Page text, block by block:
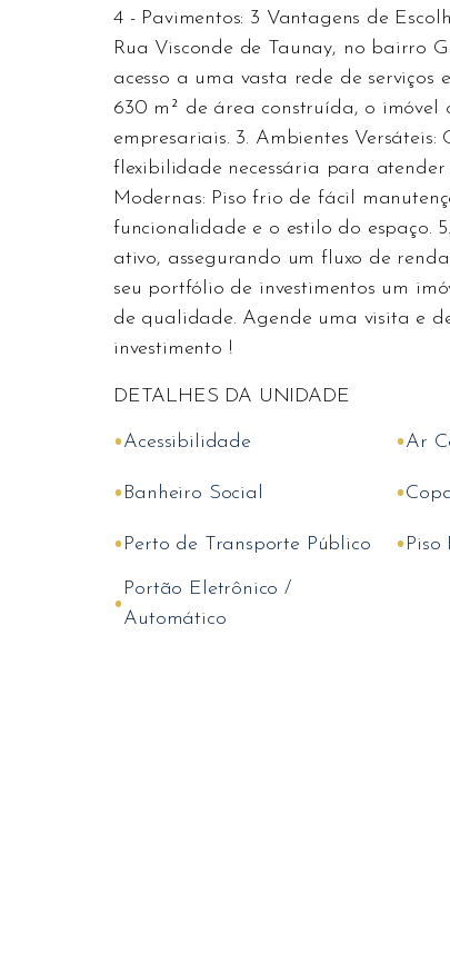
4 - Pavimentos: 3 Vantagens de
Rua Visconde de Taunay, no bairro
acesso a uma vasta rede de serviços
630 m² de área construída, o imóvel
empresariais. 3. Ambientes
flexibilidade necessária para atender
Modernas: Piso frio de fácil
funcionalidade e o estilo do espaço.
ativo, assegurando um fluxo de
seu portfólio de investimentos um
de qualidade. Agende uma visita e
investimento !
DETALHES DA UNIDADE
•Acessibilidade •Ar
• Banheiro Social •
• Perto de Transporte Público • Piso
• Portão Eletrônico /
Automático